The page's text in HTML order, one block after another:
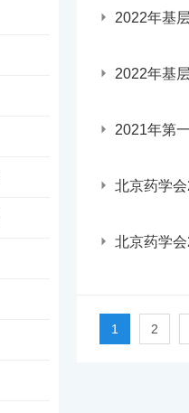
2022年基
2022年基
2021年第
北京药学会
北京药学会
1 2